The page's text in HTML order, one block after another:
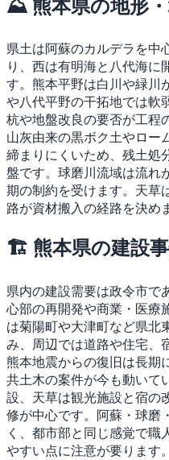
⛰ 熊本県の地形
県土は阿蘇のカルデラを中
り、西は有明海と八代海に
す。熊本平野は白川や緑川
や八代平野の干拓地では軟
杭や地盤改良の要否が工程
山灰由来の黒ボク土やロー
締まりにくいため、残土処
盤です。球磨川流域は流れ
期の制約を受けます。天草
路が資材搬入の経路を決め
🏗 熊本県の建設
県内の建設需要は政令市で
心部の再開発や商業・医療
は菊陽町や大津町など県北
み、周辺では道路や住宅、
熊本地震からの復旧は長期
共土木の案件が今も動いて
設、天草は観光施設と宿の
修が中心です。阿蘇・球磨
く、都市部と同じ感覚で職
やすい点に注意が要ります。